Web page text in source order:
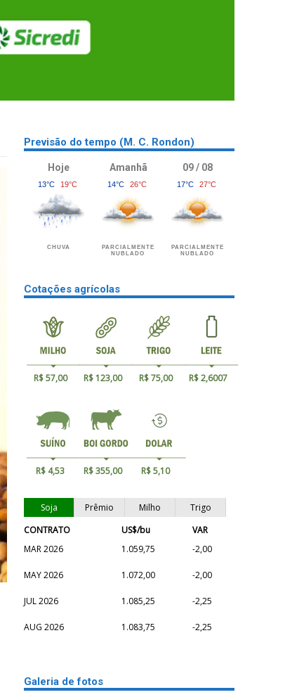
Previsão do tempo (M. C. Rondon)
Hoje
13°C 19°C
CHUVA
Amanhã
14°C 26°C
PARCIALMENTE
NUBLADO
09 / 08
17°C 27°C
PARCIALMENTE
NUBLADO
Cotações agrícolas
R$ 57,00 R$ 123,00 R$ 75,00 R$ 2,6007
R$ 4,53 R$ 355,00 R$ 5,10
Soja Prêmio Milho
Trigo
CONTRATO
US$/bu
VAR
MAR 2026
1.059,75 -2,00
MAY 2026 1.072,00 -2,00
JUL 2026 1.085,25 -2,25
AUG 2026 1.083,75 -2,25
Galeria de fotos